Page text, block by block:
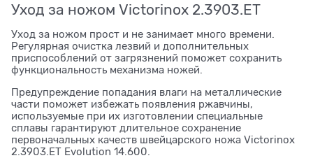
Уход за ножом Victorinox 2.3903.ET
Уход за ножом прост и не занимает много времени.
Регулярная очистка лезвий и дополнительных
приспособлений от загрязнений поможет сохранить
функциональность механизма ножей.
Предупреждение попадания влаги на металлические
части поможет избежать появления ржавчины,
используемые при их изготовлении специальные
сплавы гарантируют длительное сохранение
первоначальных качеств швейцарского ножа Victorinox
2.3903.ET Evolution 14.600.